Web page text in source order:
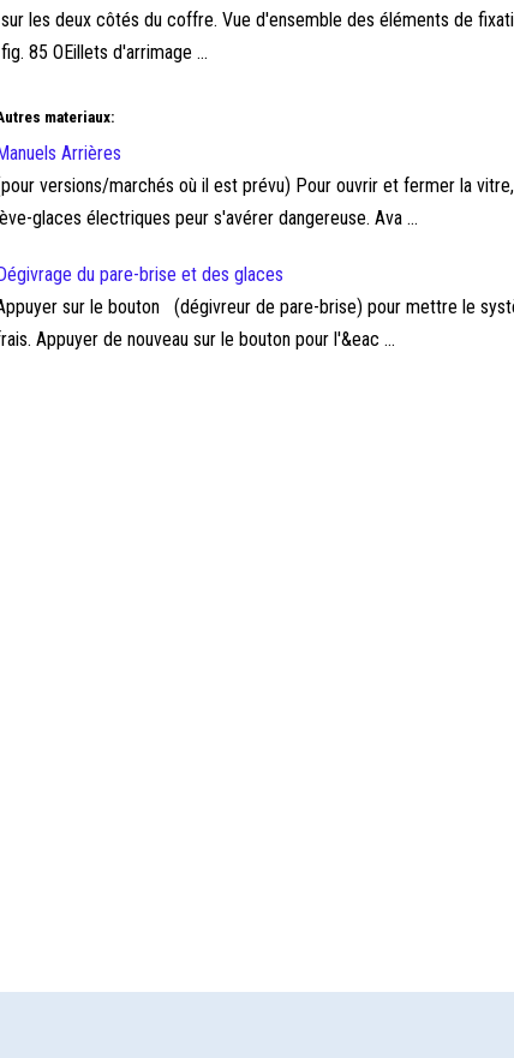
sur les deux côtés du coffre. Vue d'ensemble des éléments de
fig. 85 OEillets d'arrimage ...
materiaux:
Arrières
versions/marchés où il est prévu) Pour ouvrir et fermer la
glaces électriques peur s'avérer dangereuse. Ava ...
du pare-brise et des glaces
sur le bouton (dégivreur de pare-brise) pour mettre le
Appuyer de nouveau sur le bouton pour l'&eac ...